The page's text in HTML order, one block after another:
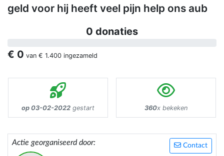
geld voor hij heeft veel pijn help ons aub
0 donaties
€ 0 van € 1.400 ingezameld
op 03-02-2022 gestart 360x bekeken
Contact
Actie georganiseerd door: